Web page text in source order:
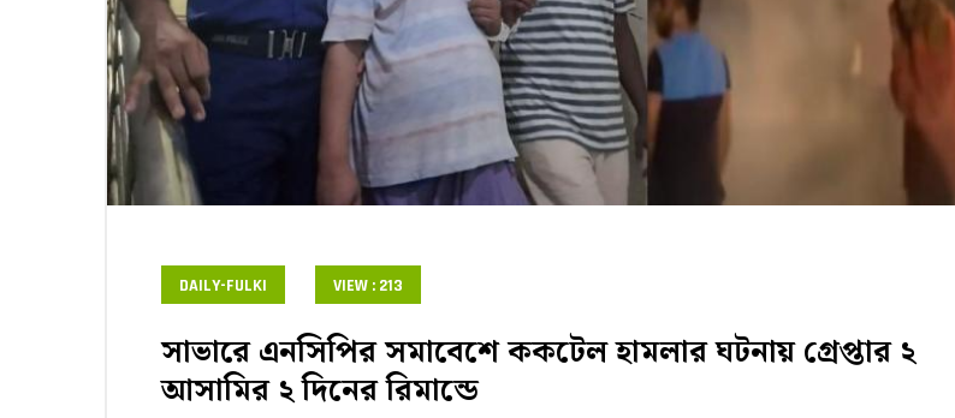
DAILY-FULKI VIEW : 213
সাভারে এনসিপির সমাবেশে ককটেল হামলার ঘটনায় গ্রেপ্তার ২
আসামির ২ দিনের রিমান্ডে